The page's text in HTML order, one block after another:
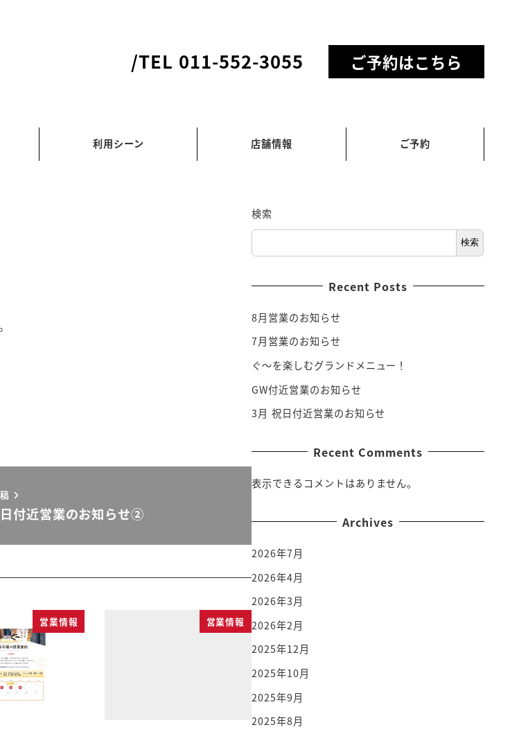
/TEL 011-552-3055 ご予約はこちら
利用シーン 店舗情報 ご予約
付近営業のお知らせ②
営業情報 営業情報
検索
検索
Recent Posts
8月営業のお知らせ
7月営業のお知らせ
ぐ～を楽しむグランドメニュー！
GW付近営業のお知らせ
3月 祝日付近営業のお知らせ
Recent Comments
表示できるコメントはありません。
Archives
2026年7月
2026年4月
2026年3月
2026年2月
2025年12月
2025年10月
2025年9月
2025年8月